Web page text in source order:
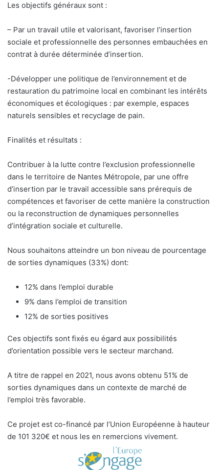
Les objectifs généraux sont :
– Par un travail utile et valorisant, favoriser l’insertion
sociale et professionnelle des personnes embauchées en
contrat à durée déterminée d’insertion.
-Développer une politique de l’environnement et de
restauration du patrimoine local en combinant les intérêts
économiques et écologiques : par exemple, espaces
naturels sensibles et recyclage de pain.
Finalités et résultats :
Contribuer à la lutte contre l’exclusion professionnelle
dans le territoire de Nantes Métropole, par une offre
d’insertion par le travail accessible sans prérequis de
compétences et favoriser de cette manière la construction
ou la reconstruction de dynamiques personnelles
d’intégration sociale et culturelle.
Nous souhaitons atteindre un bon niveau de pourcentage
de sorties dynamiques (33%) dont:
12% dans l’emploi durable
9% dans l’emploi de transition
12% de sorties positives
Ces objectifs sont fixés eu égard aux possibilités
d’orientation possible vers le secteur marchand.
A titre de rappel en 2021, nous avons obtenu 51% de
sorties dynamiques dans un contexte de marché de
l’emploi très favorable.
Ce projet est co-financé par l’Union Européenne à hauteur
de 101 320€ et nous les en remercions vivement.